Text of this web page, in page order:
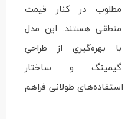
مطلوب در کنار قیمت
منطقی هستند. این مدل
با بهره‌گیری از طراحی
گیمینگ و ساختار
طولانی فراهم